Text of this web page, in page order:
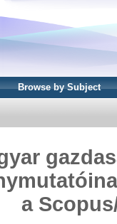
Browse by Subject
a